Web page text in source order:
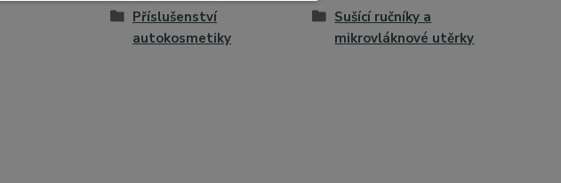
Příslušenství
autokosmetiky
Sušící ručníky a
mikrovláknové utěrky